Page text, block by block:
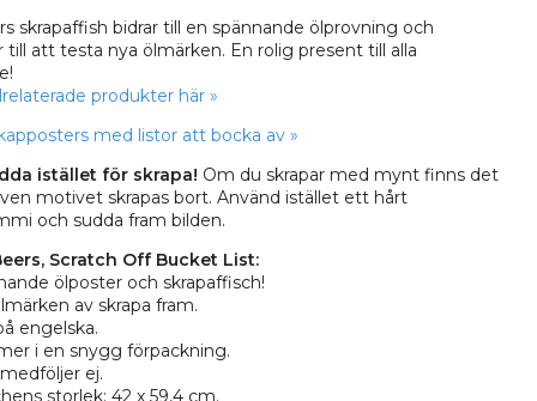
skrapaffish bidrar till en spännande ölprovning och
till att testa nya ölmärken. En rolig present till alla
produkter här »
med listor att bocka av »
istället för skrapa! Om du skrapar med mynt finns det
motivet skrapas bort. Använd istället ett hårt
och sudda fram bilden.
Scratch Off Bucket List:
ölposter och skrapaffisch!
av skrapa fram.
engelska.
i en snygg förpackning.
ej.
storlek: 42 x 59,4 cm.